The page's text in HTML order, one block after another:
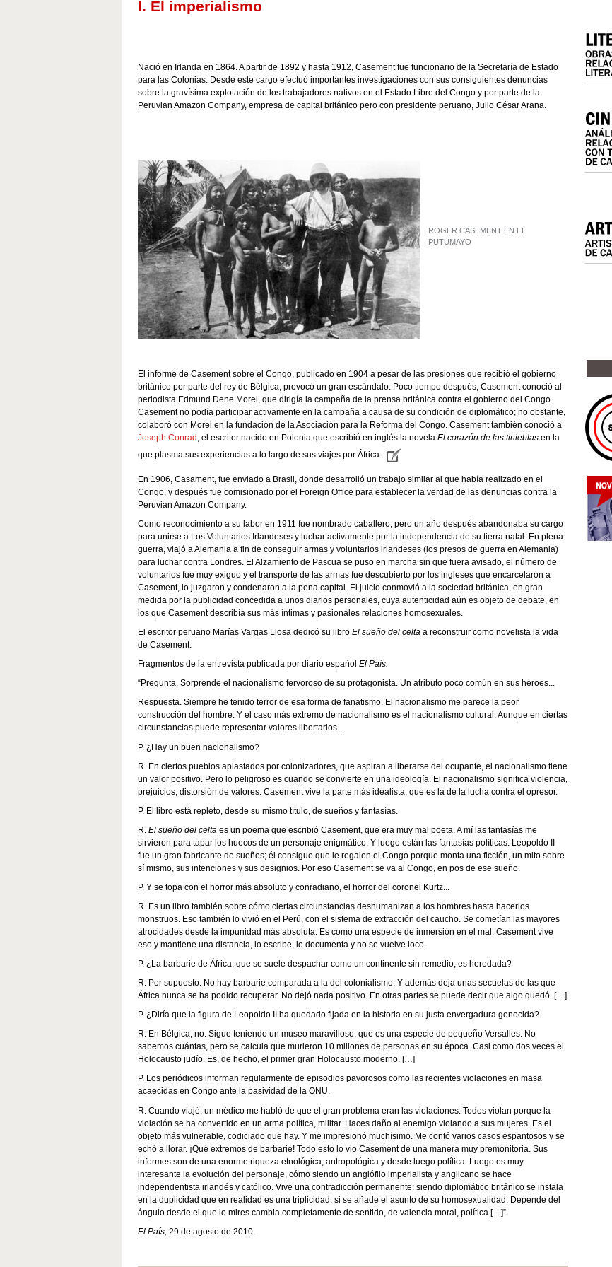
I. El imperialismo
Nació en Irlanda en 1864. A partir de 1892 y hasta 1912, Casement fue funcionario de la Secretaría de Estado
para las Colonias. Desde este cargo efectuó importantes investigaciones con sus consiguientes denuncias
sobre la gravísima explotación de los trabajadores nativos en el Estado Libre del Congo y por parte de la
Peruvian Amazon Company, empresa de capital británico pero con presidente peruano, Julio César Arana.
ROGER CASEMENT EN EL
PUTUMAYO
El informe de Casement sobre el Congo, publicado en 1904 a pesar de las presiones que recibió el gobierno
británico por parte del rey de Bélgica, provocó un gran escándalo. Poco tiempo después, Casement conoció al
periodista Edmund Dene Morel, que dirigía la campaña de la prensa británica contra el gobierno del Congo.
Casement no podía participar activamente en la campaña a causa de su condición de diplomático; no obstante,
colaboró con Morel en la fundación de la Asociación para la Reforma del Congo. Casement también conoció a
Joseph Conrad, el escritor nacido en Polonia que escribió en inglés la novelaEl corazón de las tinieblas en la
que plasma sus experiencias a lo largo de sus viajes por África.
En 1906, Casament, fue enviado a Brasil, donde desarrolló un trabajo similar al que había realizado en el
Congo, y después fue comisionado por el Foreign Office para establecer la verdad de las denuncias contra la
Peruvian Amazon Company.
Como reconocimiento a su labor en 1911 fue nombrado caballero, pero un año después abandonaba su cargo
para unirse a Los Voluntarios Irlandeses y luchar activamente por la independencia de su tierra natal. En plena
guerra, viajó a Alemania a fin de conseguir armas y voluntarios irlandeses (los presos de guerra en Alemania)
para luchar contra Londres. El Alzamiento de Pascua se puso en marcha sin que fuera avisado, el número de
voluntarios fue muy exiguo y el transporte de las armas fue descubierto por los ingleses que encarcelaron a
Casement, lo juzgaron y condenaron a la pena capital. El juicio conmovió a la sociedad británica, en gran
medida por la publicidad concedida a unos diarios personales, cuya autenticidad aún es objeto de debate, en
los que Casement describía sus más íntimas y pasionales relaciones homosexuales.
El escritor peruano Marías Vargas Llosa dedicó su libroEl sueño del celta a reconstruir como novelista la vida
de Casement.
Fragmentos de la entrevista publicada por diario españolEl País:
“Pregunta. Sorprende el nacionalismo fervoroso de su protagonista. Un atributo poco común en sus héroes...
Respuesta. Siempre he tenido terror de esa forma de fanatismo. El nacionalismo me parece la peor
construcción del hombre. Y el caso más extremo de nacionalismo es el nacionalismo cultural. Aunque en ciertas
circunstancias puede representar valores libertarios...
P. ¿Hay un buen nacionalismo?
R. En ciertos pueblos aplastados por colonizadores, que aspiran a liberarse del ocupante, el nacionalismo tiene
un valor positivo. Pero lo peligroso es cuando se convierte en una ideología. El nacionalismo significa violencia,
prejuicios, distorsión de valores. Casement vive la parte más idealista, que es la de la lucha contra el opresor.
P. El libro está repleto, desde su mismo título, de sueños y fantasías.
R.El sueño del celta es un poema que escribió Casement, que era muy mal poeta. A mí las fantasías me
sirvieron para tapar los huecos de un personaje enigmático. Y luego están las fantasías políticas. Leopoldo II
fue un gran fabricante de sueños; él consigue que le regalen el Congo porque monta una ficción, un mito sobre
sí mismo, sus intenciones y sus designios. Por eso Casement se va al Congo, en pos de ese sueño.
P. Y se topa con el horror más absoluto y conradiano, el horror del coronel Kurtz...
R. Es un libro también sobre cómo ciertas circunstancias deshumanizan a los hombres hasta hacerlos
monstruos. Eso también lo vivió en el Perú, con el sistema de extracción del caucho. Se cometían las mayores
atrocidades desde la impunidad más absoluta. Es como una especie de inmersión en el mal. Casement vive
eso y mantiene una distancia, lo escribe, lo documenta y no se vuelve loco.
P. ¿La barbarie de África, que se suele despachar como un continente sin remedio, es heredada?
R. Por supuesto. No hay barbarie comparada a la del colonialismo. Y además deja unas secuelas de las que
África nunca se ha podido recuperar. No dejó nada positivo. En otras partes se puede decir que algo quedó. […]
P. ¿Diría que la figura de Leopoldo II ha quedado fijada en la historia en su justa envergadura genocida?
R. En Bélgica, no. Sigue teniendo un museo maravilloso, que es una especie de pequeño Versalles. No
sabemos cuántas, pero se calcula que murieron 10 millones de personas en su época. Casi como dos veces el
Holocausto judío. Es, de hecho, el primer gran Holocausto moderno. […]
P. Los periódicos informan regularmente de episodios pavorosos como las recientes violaciones en masa
acaecidas en Congo ante la pasividad de la ONU.
R. Cuando viajé, un médico me habló de que el gran problema eran las violaciones. Todos violan porque la
violación se ha convertido en un arma política, militar. Haces daño al enemigo violando a sus mujeres. Es el
objeto más vulnerable, codiciado que hay. Y me impresionó muchísimo. Me contó varios casos espantosos y se
echó a llorar. ¡Qué extremos de barbarie! Todo esto lo vio Casement de una manera muy premonitoria. Sus
informes son de una enorme riqueza etnológica, antropológica y desde luego política. Luego es muy
interesante la evolución del personaje, cómo siendo un anglófilo imperialista y anglicano se hace
independentista irlandés y católico. Vive una contradicción permanente: siendo diplomático británico se instala
en la duplicidad que en realidad es una triplicidad, si se añade el asunto de su homosexualidad. Depende del
ángulo desde el que lo mires cambia completamente de sentido, de valencia moral, política […]”.
El País, 29 de agosto de 2010.